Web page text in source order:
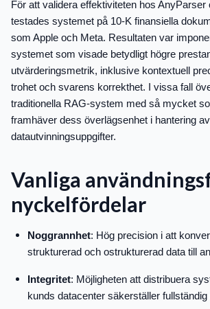
För att validera effektiviteten hos AnyParser
testades systemet på 10-K finansiella
som Apple och Meta. Resultaten var
systemet som visade betydligt högre
utvärderingsmetrik, inklusive kontextuell
trohet och svarens korrekthet. I vissa fall
traditionella RAG-system med så mycket
framhäver dess överlägsenhet i hantering
datautvinningsuppgifter.
Vanliga
nyckelfördelar
Noggrannhet: Hög precision i att
strukturerad och ostrukturerad data till
Integritet: Möjligheten att distribuera
kunds datacenter säkerställer